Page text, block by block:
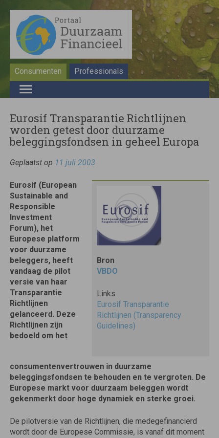
Consumenten Professionals
Eurosif Transparantie Richtlijnen
worden getest door duurzame
beleggingsfondsen in geheel Europa
Geplaatst op 11 juli 2003
Bron
VBDO
Links
Eurosif Transparantie
Richtlijnen (Transparency
Guidelines)
Eurosif (European
Sustainable and
Responsible
Investment
Forum), het
Europese platform
voor duurzame
beleggers, heeft
vandaag de pilot
versie van haar
Transparantie
Richtlijnen
gelanceerd. Deze
Richtlijnen zijn
bedoeld om het
consumentenvertrouwen in duurzame
beleggingsfondsen te behouden en te vergroten. De
Europese markt voor duurzaam beleggen wordt
gekenmerkt door hoge dynamiek en sterke groei.
De pilotversie van de Richtlijnen, die medegefinancierd
wordt door de Europese Commissie, is vanaf dit moment